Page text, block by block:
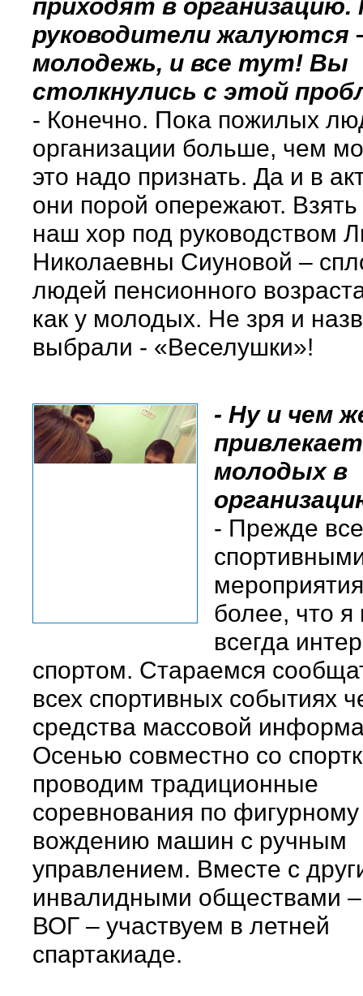
приходят в организацию.
руководители жалуются
молодежь, и все тут! Вы
столкнулись с этой
- Конечно. Пока пожилых
организации больше, чем
это надо признать. Да и в
они порой опережают.
наш хор под руководством
Николаевны Сиуновой –
людей пенсионного
как у молодых. Не зря и
выбрали - «Веселушки»!
- Ну и чем
молодых в
- Прежде
более, что я
всегда
спортом. Стараемся
всех спортивных событиях
средства массовой
Осенью совместно со
проводим традиционные
соревнования по фигурному
вождению машин с ручным
управлением. Вместе с
инвалидными обществами
ВОГ – участвуем в летней
спартакиаде.